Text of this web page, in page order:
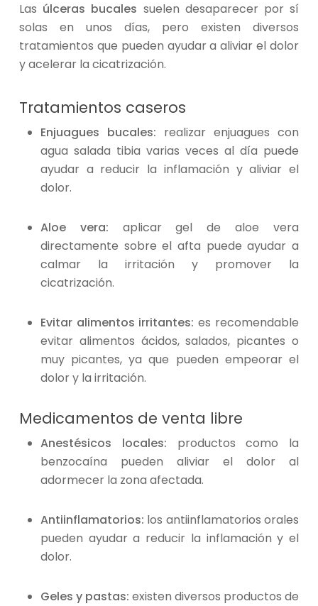
Las úlceras bucales suelen desaparecer por sí
solas en unos días, pero existen diversos
tratamientos que pueden ayudar a aliviar el dolor
y acelerar la cicatrización.
Tratamientos caseros
Enjuagues bucales: realizar enjuagues con
agua salada tibia varias veces al día puede
ayudar a reducir la inflamación y aliviar el
dolor.
Aloe vera: aplicar gel de aloe vera
directamente sobre el afta puede ayudar a
calmar la irritación y promover la
cicatrización.
Evitar alimentos irritantes:es recomendable
evitar alimentos ácidos, salados, picantes o
muy picantes, ya que pueden empeorar el
dolor y la irritación.
Medicamentos de venta libre
Anestésicos locales: productos como la
benzocaína pueden aliviar el dolor al
adormecer la zona afectada.
Antiinflamatorios: los antiinflamatorios orales
pueden ayudar a reducir la inflamación y el
dolor.
Geles y pastas: existen diversos productos de